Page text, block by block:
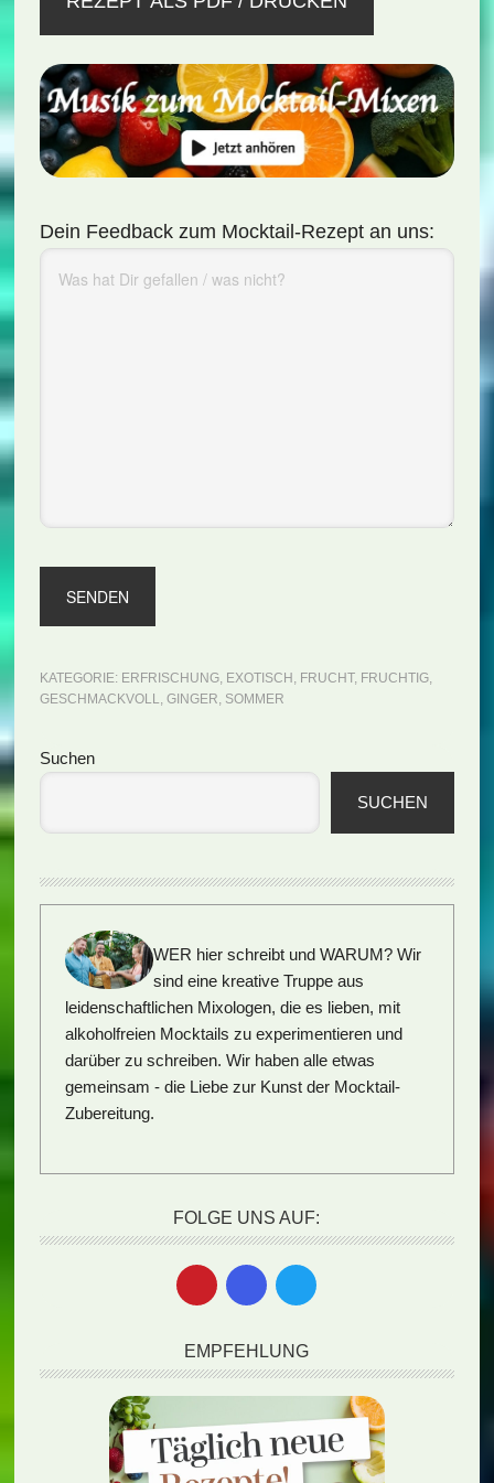
Dein Feedback zum Mocktail-Rezept an uns:
KATEGORIE: ERFRISCHUNG, EXOTISCH , FRUCHT, FRUCHTIG,
GESCHMACKVOLL, GINGER, SOMMER
Seitenspalte
Suchen
SUCHEN
WER hier schreibt und WARUM? Wir
sind eine kreative Truppe aus
leidenschaftlichen Mixologen, die es lieben, mit
alkoholfreien Mocktails zu experimentieren und
darüber zu schreiben. Wir haben alle etwas
gemeinsam - die Liebe zur Kunst der Mocktail-
Zubereitung.
FOLGE UNS AUF:
EMPFEHLUNG